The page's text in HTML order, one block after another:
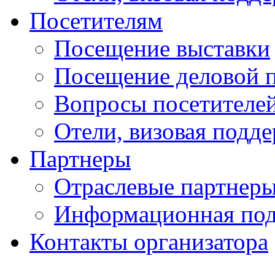
Посетителям
Посещение выставки
Посещение деловой
Вопросы
Отели, визовая
Партнеры
Отраслевые
Информационная
Контакты организатора